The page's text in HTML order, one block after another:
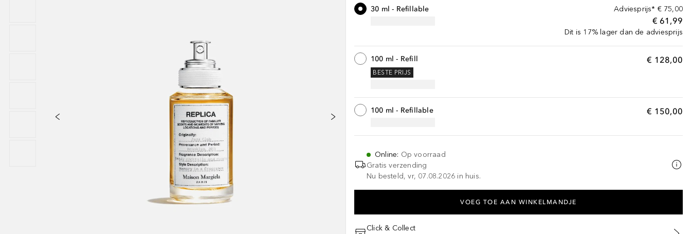
Adviesprijs* € 75,00
€ 61,99
Dit is 17% lager dan de adviesprijs
30 ml - Refillable
€ 128,00
100 ml - Refill
BESTE PRIJS
€ 150,00
100 ml - Refillable
Online: Op voorraad
Gratis verzending
Nu besteld, vr, 07.08.2026 in huis.
VOEG TOE AAN WINKELMANDJE
Click & Collect